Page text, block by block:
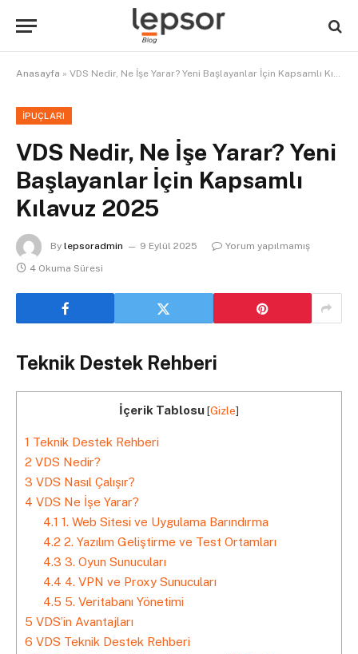
Anasayfa » VDS Nedir, Ne İşe Yarar? Yeni Başlayanlar İçin Kapsamlı Kılavuz 2025
İPUÇLARI
VDS Nedir, Ne İşe Yarar? Yeni
Başlayanlar İçin Kapsamlı
Kılavuz 2025
By lepsoradmin 9 Eylül 2025
Yorum yapılmamış
4 Okuma Süresi
Teknik Destek Rehberi
İçerik Tablosu[Gizle]
1 Teknik Destek Rehberi
2 VDS Nedir?
3 VDS Nasıl Çalışır?
4 VDS Ne İşe Yarar?
4.1 1. Web Sitesi ve Uygulama Barındırma
4.2 2. Yazılım Geliştirme ve Test Ortamları
4.3 3. Oyun Sunucuları
4.4 4. VPN ve Proxy Sunucuları
4.5 5. Veritabanı Yönetimi
5 VDS’in Avantajları
6 VDS Teknik Destek Rehberi